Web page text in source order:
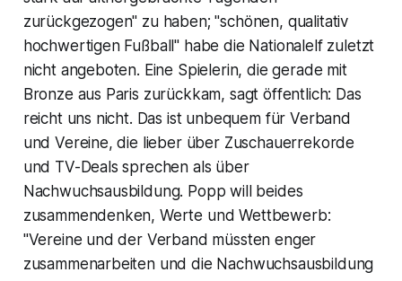
zurückgezogen" zu haben; "schönen, qualitativ
hochwertigen Fußball" habe die Nationalelf zuletzt
nicht angeboten. Eine Spielerin, die gerade mit
Bronze aus Paris zurückkam, sagt öffentlich: Das
reicht uns nicht. Das ist unbequem für Verband
und Vereine, die lieber über Zuschauerrekorde
und TV-Deals sprechen als über
Nachwuchsausbildung. Popp will beides
zusammendenken, Werte und Wettbewerb:
"Vereine und der Verband müssten enger
zusammenarbeiten und die Nachwuchsausbildung